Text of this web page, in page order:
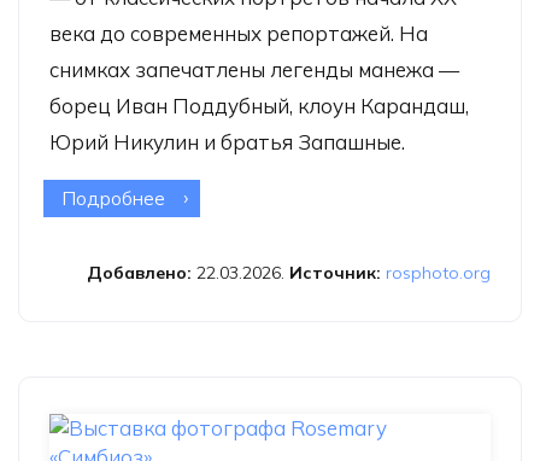
века до современных репортажей. На
снимках запечатлены легенды манежа —
борец Иван Поддубный, клоун Карандаш,
Юрий Никулин и братья Запашные.
Подробнее о Выставка «Тот самый цирк»
Добавлено: 22.03.2026. Источник: rosphoto.org